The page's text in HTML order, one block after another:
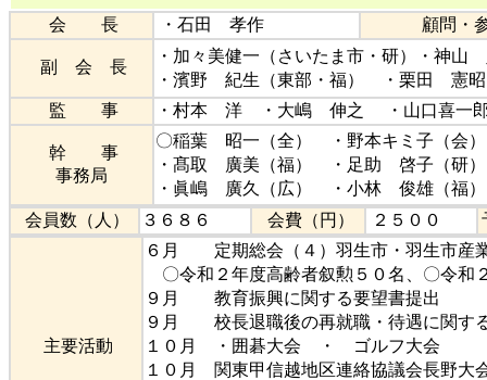
会 長
・石田 孝作 顧問・
副 会 長
・加々美健一（さいたま市・研）・神
・濱野 紀生（東部・福） ・栗田 憲
監 事
・村本 洋 ・大嶋 伸之 ・山口喜
幹 事
事務局
〇稲葉 昭一（全） ・野本キミ子（
・髙取 廣美（福） ・足助 啓子（研
・眞嶋 廣久（広） ・小林 俊雄（福
会員数（人）
３６８６ 会費（円） ２５００
主要活動
６月 定期総会（４）羽生市・羽生市産
〇令和２年度高齢者叙勲５０名、〇令和
９月 教育振興に関する要望書提出
９月 校長退職後の再就職・待遇に関す
１０月 ・囲碁大会 ・ ゴルフ大会
１０月 関東甲信越地区連絡協議会長野大